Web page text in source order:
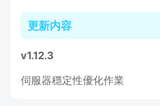
更新内容
v1.12.3
伺服器穩定性優化作業